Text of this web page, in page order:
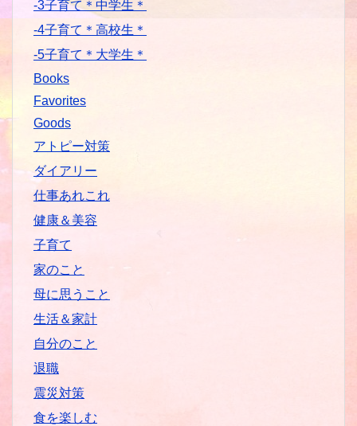
-3子育て＊中学生＊
-4子育て＊高校生＊
-5子育て＊大学生＊
Books
Favorites
Goods
アトピー対策
ダイアリー
仕事あれこれ
健康＆美容
子育て
家のこと
母に思うこと
生活＆家計
自分のこと
退職
震災対策
食を楽しむ